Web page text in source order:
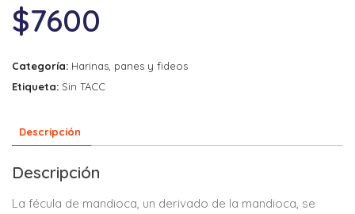
$7600
Categoría: Harinas, panes y fideos
Etiqueta: Sin TACC
Descripción
Descripción
La fécula de mandioca, un derivado de la mandioca, se